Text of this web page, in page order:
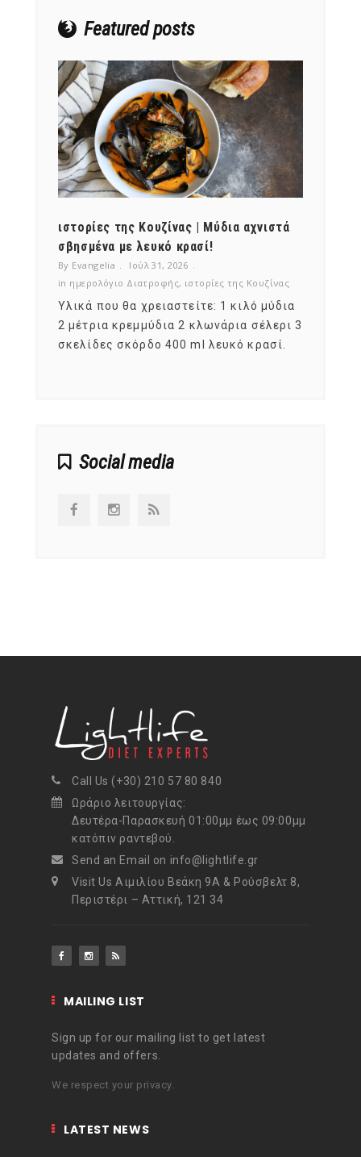
Featured posts
ιστορίες της Κουζίνας | Μύδια αχνιστά
σβησμένα με λευκό κρασί!
By Evangelia
Ιούλ 31, 2026
in ημερολόγιο Διατροφής, ιστορίες της Κουζίνας
Υλικά που θα χρειαστείτε: 1 κιλό μύδια
2 μέτρια κρεμμύδια 2 κλωνάρια σέλερι 3
σκελίδες σκόρδο 400 ml λευκό κρασί.
Social media
Call Us (+30) 210 57 80 840
Ωράριο λειτουργίας:
Δευτέρα-Παρασκευή 01:00μμ έως 09:00μμ
κατόπιν ραντεβού.
Send an Email on info@lightlife.gr
Visit Us Αιμιλίου Βεάκη 9Α & Ρούσβελτ 8,
Περιστέρι – Αττική, 121 34
MAILING LIST
Sign up for our mailing list to get latest
updates and offers.
We respect your privacy.
LATEST NEWS